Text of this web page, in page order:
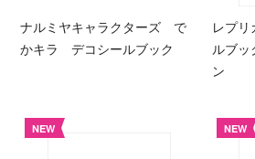
ナルミヤキャラクターズ で
かキラ デコシールブック
レプ
ルブ
ン
NEW NEW